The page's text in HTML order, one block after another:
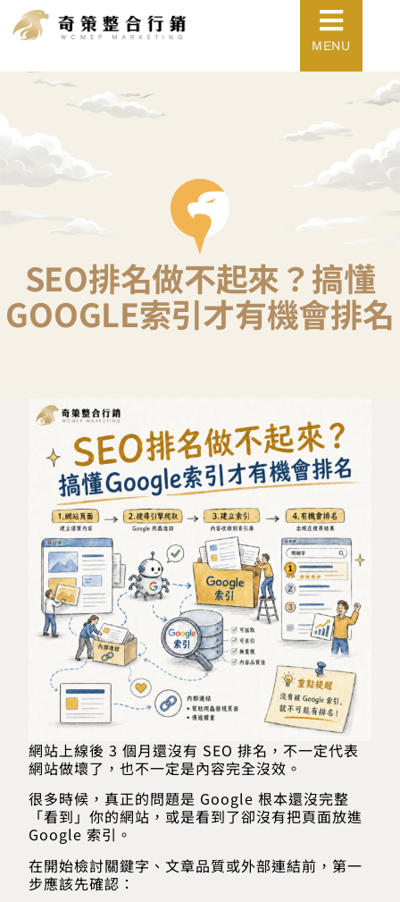
MENU
SEO排名做不起來？搞懂
GOOGLE索引才有機會排名
網站上線後 3 個月還沒有 SEO 排名，不一定代表
網站做壞了，也不一定是內容完全沒效。
很多時候，真正的問題是 Google 根本還沒完整
「看到」你的網站，或是看到了卻沒有把頁面放進
Google 索引。
在開始檢討關鍵字、文章品質或外部連結前，第一
步應該先確認：